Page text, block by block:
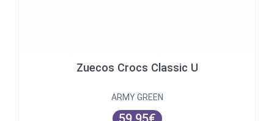
Zuecos Crocs Classic U
ARMY GREEN